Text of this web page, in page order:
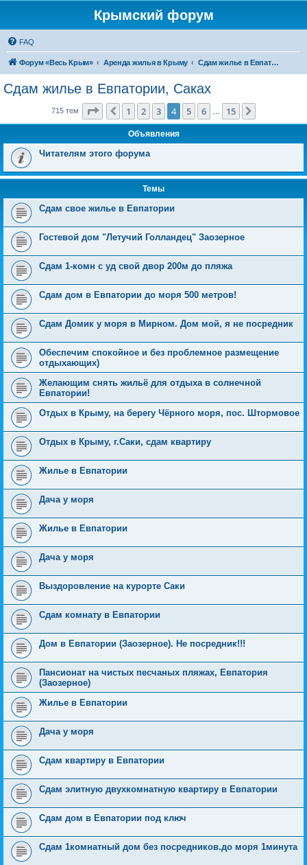
Крымский форум
FAQ
Форум «Весь Крым» Аренда жилья в Крыму Сдам жилье в Евпатории, Саках
Сдам жилье в Евпатории, Саках
715 тем Страница из 15
Пред.
1 2 3 4 5 6 15
Объявления
Читателям этого форума
Темы
Сдам свое жилье в Евпатории
Гостевой дом "Летучий Голландец" Заозерное
Сдам 1-комн с уд свой двор 200м до пляжа
Сдам дом в Евпатории до моря 500 метров!
Сдам Домик у моря в Мирном. Дом мой, я не посредник
Обеспечим спокойное и без проблемное размещение
отдыхающих)
Желающим снять жильё для отдыха в солнечной
Евпатории!
Отдых в Крыму, на берегу Чёрного моря, пос. Штормовое
Отдых в Крыму, г.Саки, сдам квартиру
Жилье в Евпатории
Дача у моря
Жилье в Евпатории
Дача у моря
Выздоровление на курорте Саки
Сдам комнату в Евпатории
Дом в Евпатории (Заозерное). Не посредник!!!
Пансионат на чистых песчаных пляжах, Евпатория
(Заозерное)
Жилье в Евпатории
Дача у моря
Сдам квартиру в Евпатории
Сдам элитную двухкомнатную квартиру в Евпатории
Сдам дом в Евпатории под ключ
Сдам 1комнатный дом без посредников.до моря 1минута